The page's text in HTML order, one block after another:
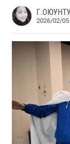
2026/02/05